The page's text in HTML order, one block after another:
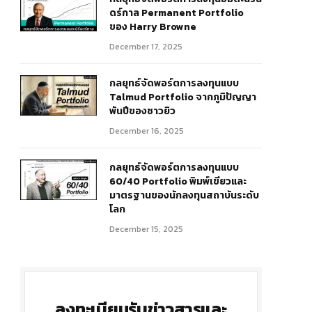
ดร์กาล Permanent Portfolio
ของ Harry Browne
December 17, 2025
กลยุทธ์จัดพอร์ตการลงทุนแบบ
Talmud Portfolio จากภูมิปัญญา
พันปีของชาวยิว
December 16, 2025
กลยุทธ์จัดพอร์ตการลงทุนแบบ
60/40 Portfolio พิมพ์เขียวและ
มาตรฐานของนักลงทุนสถาบันระดับ
โลก
December 15, 2025